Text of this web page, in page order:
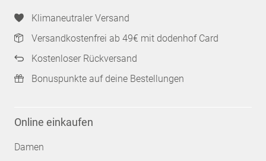
Klimaneutraler Versand
Versandkostenfrei ab 49€ mit dodenhof Card
Kostenloser Rückversand
Bonuspunkte auf deine Bestellungen
Online einkaufen
Damen